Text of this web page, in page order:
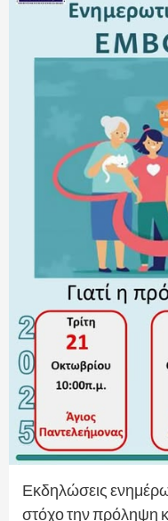
Εκδηλώσεις
στόχο την πρόληψη